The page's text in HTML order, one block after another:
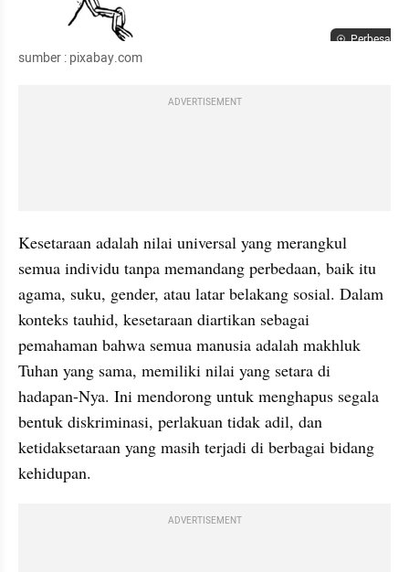
Perbesar
sumber : pixabay.com
ADVERTISEMENT
Kesetaraan adalah nilai universal yang merangkul
semua individu tanpa memandang perbedaan, baik itu
agama, suku, gender, atau latar belakang sosial. Dalam
konteks tauhid, kesetaraan diartikan sebagai
pemahaman bahwa semua manusia adalah makhluk
Tuhan yang sama, memiliki nilai yang setara di
hadapan-Nya. Ini mendorong untuk menghapus segala
bentuk diskriminasi, perlakuan tidak adil, dan
ketidaksetaraan yang masih terjadi di berbagai bidang
kehidupan.
ADVERTISEMENT